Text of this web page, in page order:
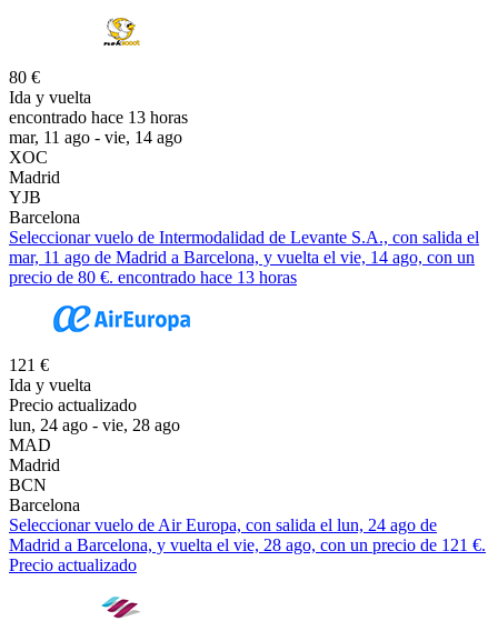
80 €
Ida y vuelta
encontrado hace 13 horas
mar, 11 ago - vie, 14 ago
XOC
Madrid
YJB
Barcelona
Seleccionar vuelo de Intermodalidad de Levante S.A., con salida el
mar, 11 ago de Madrid a Barcelona, y vuelta el vie, 14 ago, con un
precio de 80 €. encontrado hace 13 horas
121 €
Ida y vuelta
Precio actualizado
lun, 24 ago - vie, 28 ago
MAD
Madrid
BCN
Barcelona
Seleccionar vuelo de Air Europa, con salida el lun, 24 ago de
Madrid a Barcelona, y vuelta el vie, 28 ago, con un precio de 121 €.
Precio actualizado